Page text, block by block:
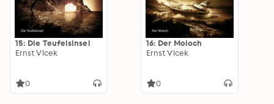
15: Die Teufelsinsel
Ernst Vlcek
0
16: Der Moloch
Ernst Vlcek
0